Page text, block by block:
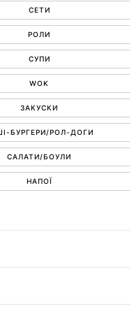
СЕТИ
РОЛИ
СУПИ
WOK
ЗАКУСКИ
БУРГЕРИ/РОЛ-ДОГИ
САЛАТИ/БОУЛИ
НАПОЇ